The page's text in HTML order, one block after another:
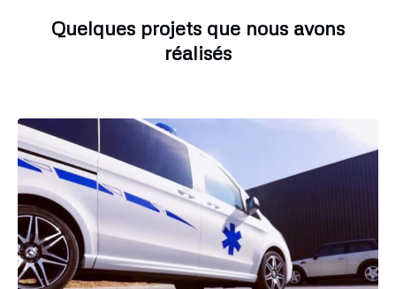
Quelques projets que nous avons
réalisés